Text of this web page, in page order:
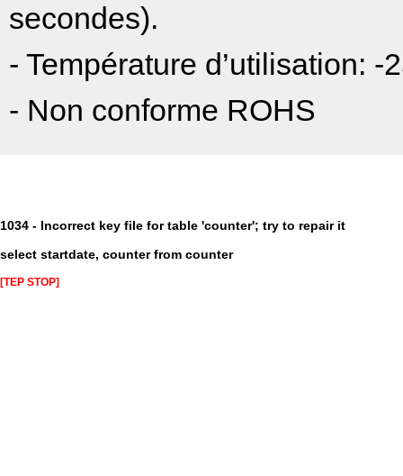
secondes).
- Température d’utilisation: -
- Non conforme ROHS
1034 - Incorrect key file for table 'counter'; try to repair it
select startdate, counter from counter
[TEP STOP]